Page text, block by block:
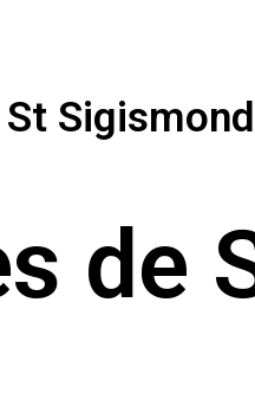
Sigismond
de